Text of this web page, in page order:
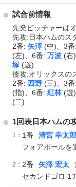
試合前情報
先発ピッチャーは
先攻:日本ハムのス
2番: 矢澤 (中)、3番:
(左)、6番: 万波 (右
塚 (遊)
後攻:オリックスの
2番: 西野 (三)、3番:
(指)、6番: 紅林 (遊
(二)
1回表日本ハムの
1： 1番 清宮 幸太郎
フォアボールを
2： 2番 矢澤 宏太
セカンドゴロ 1